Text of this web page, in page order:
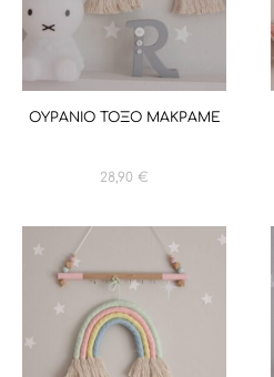
ΟΥΡΑΝΙΟ ΤΟΞΟ ΜΑΚΡΑΜΕ
28,90 €